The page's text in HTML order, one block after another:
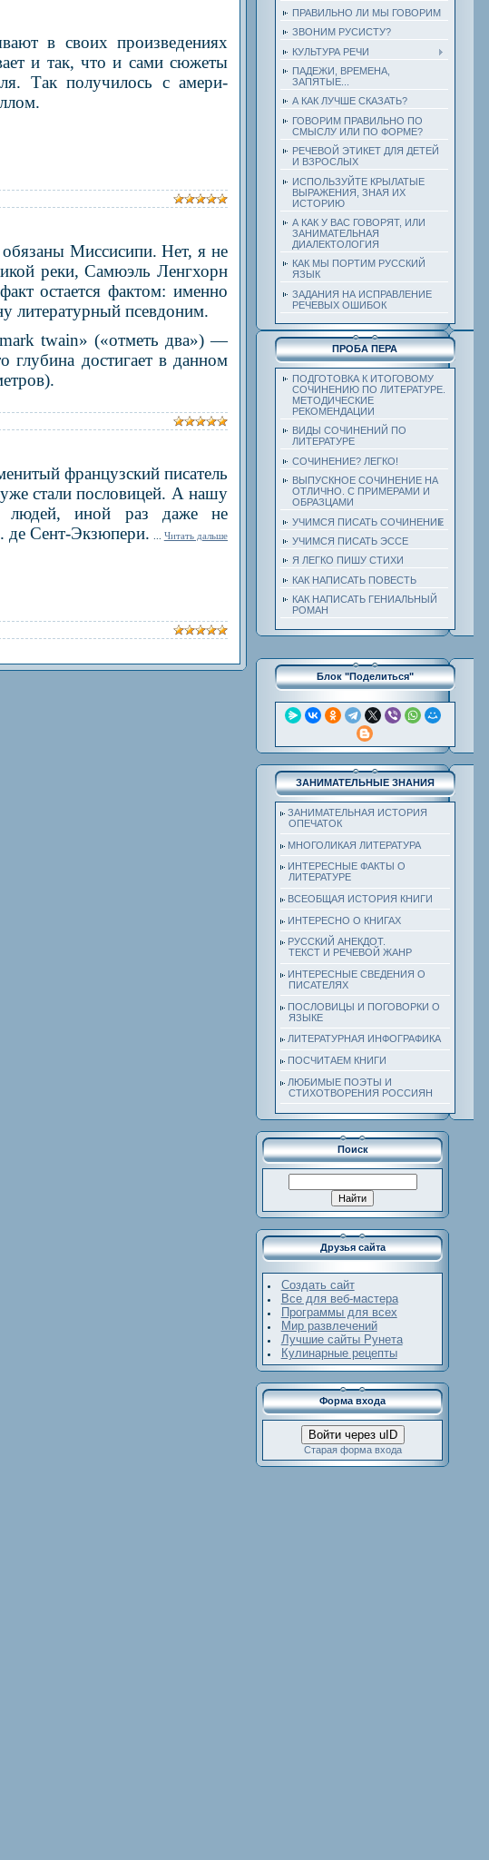
в своих произведениях
и так, что и сами сюжеты
Так получилось с амери­
Миссисипи. Нет, я не
реки, Самюэль Ленгхорн
остается фактом: именно
литератур­ный псевдоним.
twain» («отметь два») —
глубина до­стигает в данном
французский писатель
стали посло­вицей. А нашу
людей, иной раз да­же не
де Сент-Экзюпери.
Читать дальше
ПРАВИЛЬНО ЛИ МЫ ГОВОРИМ
ЗВОНИМ РУСИСТУ?
КУЛЬТУРА РЕЧИ
ПАДЕЖИ, ВРЕМЕНА,
ЗАПЯТЫЕ...
А КАК ЛУЧШЕ СКАЗАТЬ?
ГОВОРИМ ПРАВИЛЬНО ПО
СМЫСЛУ ИЛИ ПО ФОРМЕ?
РЕЧЕВОЙ ЭТИКЕТ ДЛЯ ДЕТЕЙ
И ВЗРОСЛЫХ
ИСПОЛЬЗУЙТЕ КРЫЛАТЫЕ
ВЫРАЖЕНИЯ, ЗНАЯ ИХ
ИСТОРИЮ
А КАК У ВАС ГОВОРЯТ, ИЛИ
ЗАНИМАТЕЛЬНАЯ
ДИАЛЕКТОЛОГИЯ
КАК МЫ ПОРТИМ РУССКИЙ
ЯЗЫК
ЗАДАНИЯ НА ИСПРАВЛЕНИЕ
РЕЧЕВЫХ ОШИБОК
ПРОБА ПЕРА
ПОДГОТОВКА К ИТОГОВОМУ
СОЧИНЕНИЮ ПО ЛИТЕРАТУРЕ.
МЕТОДИЧЕСКИЕ
РЕКОМЕНДАЦИИ
ВИДЫ СОЧИНЕНИЙ ПО
ЛИТЕРАТУРЕ
СОЧИНЕНИЕ? ЛЕГКО!
ВЫПУСКНОЕ СОЧИНЕНИЕ НА
ОТЛИЧНО. С ПРИМЕРАМИ И
ОБРАЗЦАМИ
УЧИМСЯ ПИСАТЬ СОЧИНЕНИЕ
УЧИМСЯ ПИСАТЬ ЭССЕ
Я ЛЕГКО ПИШУ СТИХИ
КАК НАПИСАТЬ ПОВЕСТЬ
КАК НАПИСАТЬ ГЕНИАЛЬНЫЙ
РОМАН
Блок "Поделиться"
ЗАНИМАТЕЛЬНЫЕ ЗНАНИЯ
ЗАНИМАТЕЛЬНАЯ ИСТОРИЯ
ОПЕЧАТОК
МНОГОЛИКАЯ ЛИТЕРАТУРА
ИНТЕРЕСНЫЕ ФАКТЫ О
ЛИТЕРАТУРЕ
ВСЕОБЩАЯ ИСТОРИЯ КНИГИ
ИНТЕРЕСНО О КНИГАХ
РУССКИЙ АНЕКДОТ.
ТЕКСТ И РЕЧЕВОЙ ЖАНР
ИНТЕРЕСНЫЕ СВЕДЕНИЯ О
ПИСАТЕЛЯХ
ПОСЛОВИЦЫ И ПОГОВОРКИ О
ЯЗЫКЕ
ЛИТЕРАТУРНАЯ ИНФОГРАФИКА
ПОСЧИТАЕМ КНИГИ
ЛЮБИМЫЕ ПОЭТЫ И
СТИХОТВОРЕНИЯ РОССИЯН
Поиск
Друзья сайта
Создать сайт
Все для веб-мастера
Программы для всех
Мир развлечений
Лучшие сайты Рунета
Кулинарные рецепты
Форма входа
Войти через uID
Старая форма входа